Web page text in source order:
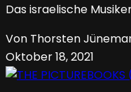
Das israelische
Von Thorsten
Oktober 18, 2021